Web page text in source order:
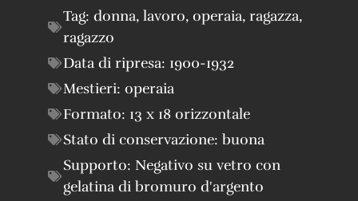
Tag: donna, lavoro, operaia, ragazza,
ragazzo
Data di ripresa: 1900-1932
Mestieri: operaia
Formato: 13 x 18 orizzontale
Stato di conservazione: buona
Supporto: Negativo su vetro con
gelatina di bromuro d'argento